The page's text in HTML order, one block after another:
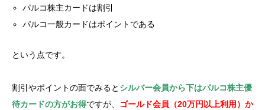
パルコ株主カードは割引
パルコ一般カードはポイントである
という点です。
割引やポイントの面でみると シルバー会員から下はパルコ株主優
待カードの方がお得ですが、
ゴールド会員（20万円以上利用）か